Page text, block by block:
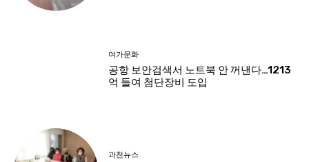
여가문화
공항 보안검색서 노트북 안 꺼낸다…1213
억 들여 첨단장비 도입
과천뉴스